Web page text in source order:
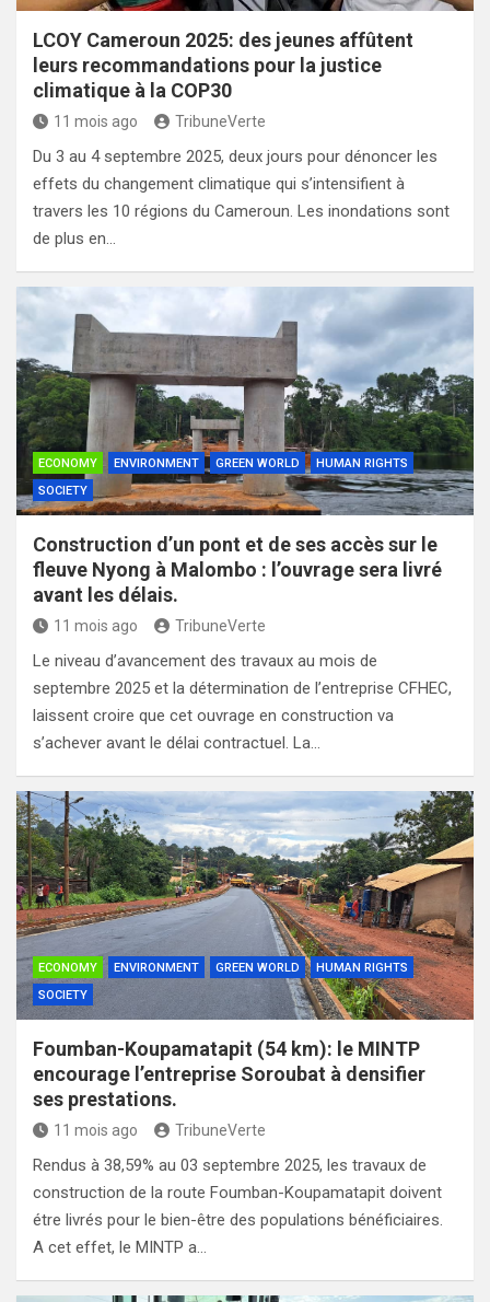
LCOY Cameroun 2025: des jeunes affûtent
leurs recommandations pour la justice
climatique à la COP30
11 mois ago TribuneVerte
Du 3 au 4 septembre 2025, deux jours pour dénoncer les
effets du changement climatique qui s’intensifient à
travers les 10 régions du Cameroun. Les inondations sont
de plus en…
ECONOMY ENVIRONMENT GREEN WORLD
HUMAN RIGHTS
SOCIETY
Construction d’un pont et de ses accès sur le
fleuve Nyong à Malombo : l’ouvrage sera livré
avant les délais.
11 mois ago TribuneVerte
Le niveau d’avancement des travaux au mois de
septembre 2025 et la détermination de l’entreprise CFHEC,
laissent croire que cet ouvrage en construction va
s’achever avant le délai contractuel. La…
ECONOMY ENVIRONMENT GREEN WORLD
HUMAN RIGHTS
SOCIETY
Foumban-Koupamatapit (54 km): le MINTP
encourage l’entreprise Soroubat à densifier
ses prestations.
11 mois ago TribuneVerte
Rendus à 38,59% au 03 septembre 2025, les travaux de
construction de la route Foumban-Koupamatapit doivent
étre livrés pour le bien-être des populations bénéficiaires.
A cet effet, le MINTP a…